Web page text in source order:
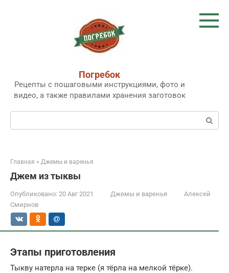
Погребок
Рецепты с пошаговыми инструкциями, фото и
видео, а также правилами хранения заготовок
Поиск:
Главная » Джемы и варенья
Джем из тыквы
Опубликовано: 20 Авг 2021 Джемы и варенья
Алексей
Смирнов
Этапы приготовления
Тыкву натерла на терке (я тёрла на мелкой тёрке).